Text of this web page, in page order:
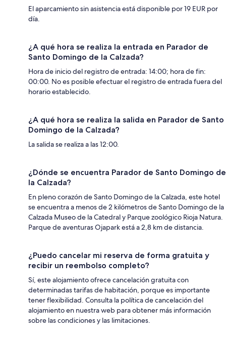
El aparcamiento sin asistencia está disponible por 19 EUR por
día.
¿A qué hora se realiza la entrada en Parador de
Santo Domingo de la Calzada?
Hora de inicio del registro de entrada: 14:00; hora de fin:
00:00. No es posible efectuar el registro de entrada fuera del
horario establecido.
¿A qué hora se realiza la salida en Parador de Santo
Domingo de la Calzada?
La salida se realiza a las 12:00.
¿Dónde se encuentra Parador de Santo Domingo de
la Calzada?
En pleno corazón de Santo Domingo de la Calzada, este hotel
se encuentra a menos de 2 kilómetros de Santo Domingo de la
Calzada Museo de la Catedral y Parque zoológico Rioja Natura.
Parque de aventuras Ojapark está a 2,8 km de distancia.
¿Puedo cancelar mi reserva de forma gratuita y
recibir un reembolso completo?
Sí, este alojamiento ofrece cancelación gratuita con
determinadas tarifas de habitación, porque es importante
tener flexibilidad. Consulta la política de cancelación del
alojamiento en nuestra web para obtener más información
sobre las condiciones y las limitaciones.